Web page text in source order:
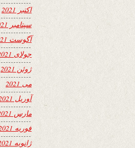
اکتبر 2021
سپتامبر 2021
آگوست 2021
جولای 2021
ژوئن 2021
می 2021
آوریل 2021
مارس 2021
فوریه 2021
ژانویه 2021